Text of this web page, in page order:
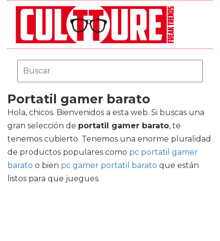
Portatil gamer barato
Hola, chicos. Bienvenidos a esta web. Si buscas una
gran selección de portatil gamer barato, te
tenemos cubierto. Tenemos una enorme pluralidad
de productos populares como pc portatil gamer
barato o bien pc gamer portatil barato que están
listos para que juegues.